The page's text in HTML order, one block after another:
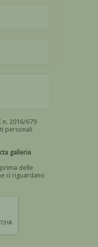
n. 2016/679
dati personali
dare il consenso
delle
ci riguardano